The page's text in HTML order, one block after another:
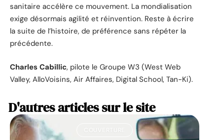
sanitaire accélère ce mouvement. La mondialisation
exige désormais agilité et réinvention. Reste à écrire
la suite de l’histoire, de préférence sans répéter la
précédente.
Charles Cabillic, pilote le Groupe W3 (West Web
Valley, AlloVoisins, Air Affaires, Digital School, Tan-Ki).
D'autres articles sur le site